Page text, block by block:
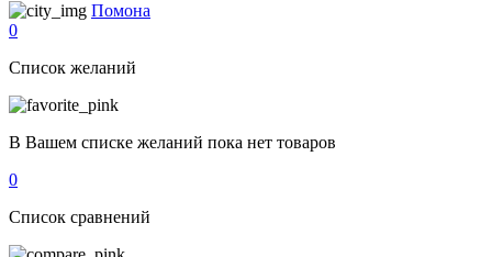
Помона
0
Список желаний
В Вашем списке желаний пока нет товаров
0
Список сравнений